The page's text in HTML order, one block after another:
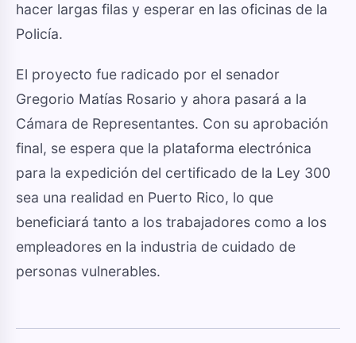
hacer largas filas y esperar en las oficinas de la
Policía.
El proyecto fue radicado por el senador
Gregorio Matías Rosario y ahora pasará a la
Cámara de Representantes. Con su aprobación
final, se espera que la plataforma electrónica
para la expedición del certificado de la Ley 300
sea una realidad en Puerto Rico, lo que
beneficiará tanto a los trabajadores como a los
empleadores en la industria de cuidado de
personas vulnerables.